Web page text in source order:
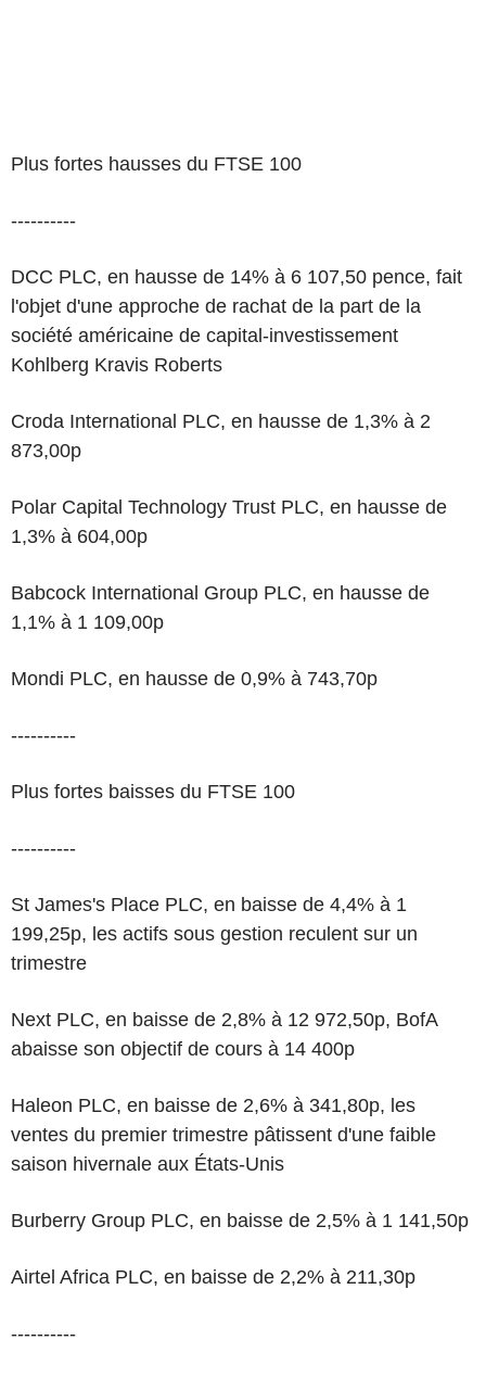
Plus fortes hausses du FTSE 100
----------
DCC PLC, en hausse de 14% à 6 107,50 pence, fait
l'objet d'une approche de rachat de la part de la
société américaine de capital-investissement
Kohlberg Kravis Roberts
Croda International PLC, en hausse de 1,3% à 2
873,00p
Polar Capital Technology Trust PLC, en hausse de
1,3% à 604,00p
Babcock International Group PLC, en hausse de
1,1% à 1 109,00p
Mondi PLC, en hausse de 0,9% à 743,70p
----------
Plus fortes baisses du FTSE 100
----------
St James's Place PLC, en baisse de 4,4% à 1
199,25p, les actifs sous gestion reculent sur un
trimestre
Next PLC, en baisse de 2,8% à 12 972,50p, BofA
abaisse son objectif de cours à 14 400p
Haleon PLC, en baisse de 2,6% à 341,80p, les
ventes du premier trimestre pâtissent d'une faible
saison hivernale aux États-Unis
Burberry Group PLC, en baisse de 2,5% à 1 141,50p
Airtel Africa PLC, en baisse de 2,2% à 211,30p
----------